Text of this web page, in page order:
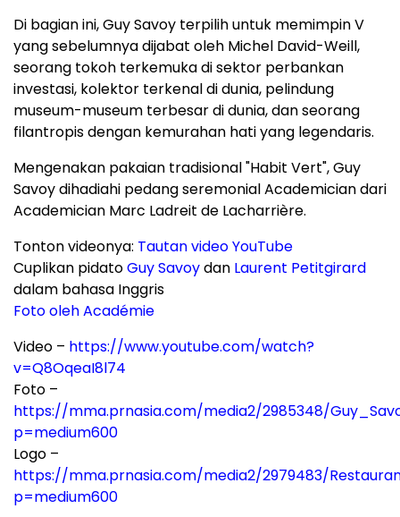
Di bagian ini, Guy Savoy terpilih untuk memimpin V
yang sebelumnya dijabat oleh Michel David-Weill,
seorang tokoh terkemuka di sektor perbankan
investasi, kolektor terkenal di dunia, pelindung
museum-museum terbesar di dunia, dan seorang
filantropis dengan kemurahan hati yang legendaris.
Mengenakan pakaian tradisional "Habit Vert", Guy
Savoy dihadiahi pedang seremonial Academician dari
Academician Marc Ladreit de Lacharrière.
Tonton videonya: Tautan video YouTube
Cuplikan pidatoGuy Savoydan Laurent Petitgirard
dalam bahasa Inggris
Foto oleh Académie
Video – https://www.youtube.com/watch?
v=Q8OqeaI8l74
Foto –
https://mma.prnasia.com/media2/2985348/
p=medium600
Logo –
https://mma.prnasia.com/media2/2979483/
p=medium600